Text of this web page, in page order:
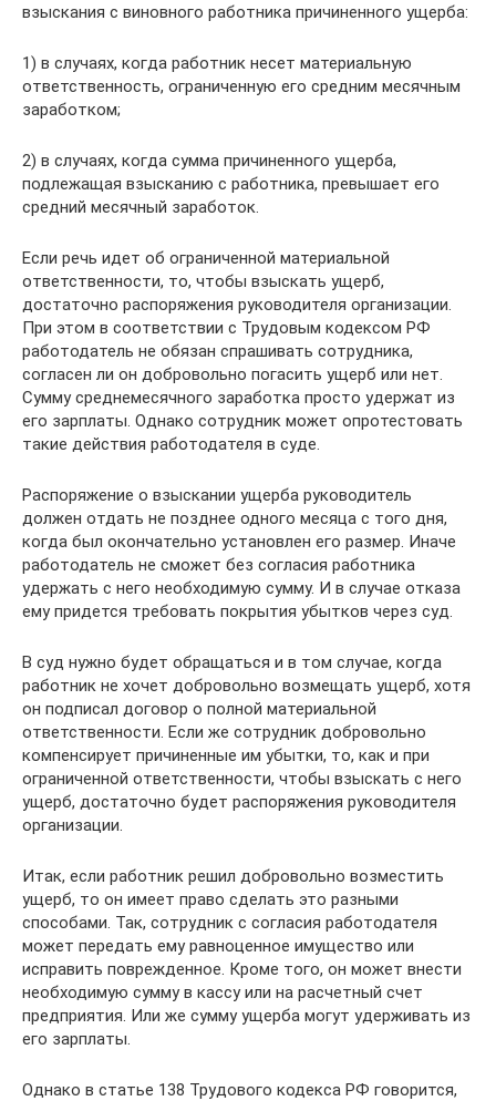
взыскания с виновного работника причиненного ущерба:
1) в случаях, когда работник несет материальную
ответственность, ограниченную его средним месячным
заработком;
2) в случаях, когда сумма причиненного ущерба,
подлежащая взысканию с работника, превышает его
средний месячный заработок.
Если речь идет об ограниченной материальной
ответственности, то, чтобы взыскать ущерб,
достаточно распоряжения руководителя организации.
При этом в соответствии с Трудовым кодексом РФ
работодатель не обязан спрашивать сотрудника,
согласен ли он добровольно погасить ущерб или нет.
Сумму среднемесячного заработка просто удержат из
его зарплаты. Однако сотрудник может опротестовать
такие действия работодателя в суде.
Распоряжение о взыскании ущерба руководитель
должен отдать не позднее одного месяца с того дня,
когда был окончательно установлен его размер. Иначе
работодатель не сможет без согласия работника
удержать с него необходимую сумму. И в случае отказа
ему придется требовать покрытия убытков через суд.
В суд нужно будет обращаться и в том случае, когда
работник не хочет добровольно возмещать ущерб, хотя
он подписал договор о полной материальной
ответственности. Если же сотрудник добровольно
компенсирует причиненные им убытки, то, как и при
ограниченной ответственности, чтобы взыскать с него
ущерб, достаточно будет распоряжения руководителя
организации.
Итак, если работник решил добровольно возместить
ущерб, то он имеет право сделать это разными
способами. Так, сотрудник с согласия работодателя
может передать ему равноценное имущество или
исправить поврежденное. Кроме того, он может внести
необходимую сумму в кассу или на расчетный счет
предприятия. Или же сумму ущерба могут удерживать из
его зарплаты.
Однако в статье 138 Трудового кодекса РФ говорится,